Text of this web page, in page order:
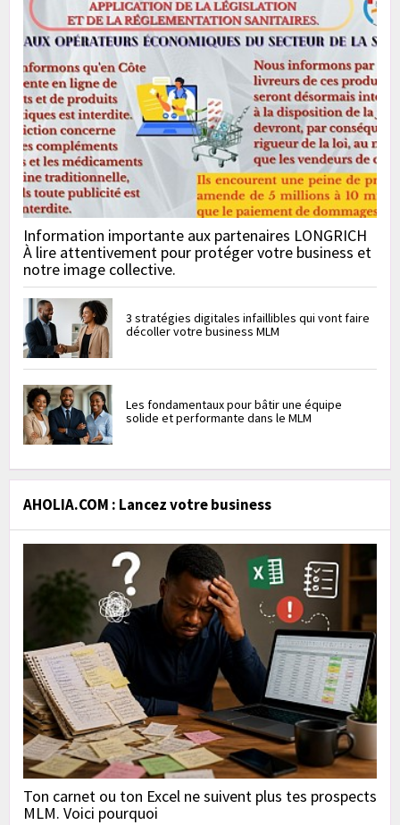
Information importante aux partenaires LONGRICH
À lire attentivement pour protéger votre business et
notre image collective.
3 stratégies digitales infaillibles qui vont faire
décoller votre business MLM
Les fondamentaux pour bâtir une équipe
solide et performante dans le MLM
AHOLIA.COM : Lancez votre business
Ton carnet ou ton Excel ne suivent plus tes prospects
MLM. Voici pourquoi